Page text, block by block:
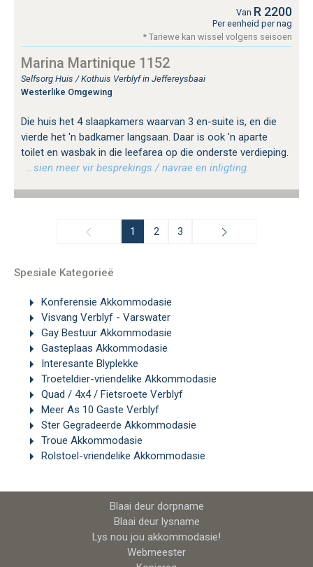
Van R 2200
Per eenheid per nag
* Tariewe kan wissel volgens seisoen
Marina Martinique 1152
Selfsorg Huis / Kothuis Verblyf in Jeffereysbaai
Westerlike Omgewing
Die huis het 4 slaapkamers waarvan 3 en-suite is, en die
vierde het 'n badkamer langsaan. Daar is ook 'n aparte
toilet en wasbak in die leefarea op die onderste verdieping.
…sien meer vir besprekings / navrae en inligting.
1 2 3
Spesiale Kategorieë
Konferensie Akkommodasie
Visvang Verblyf - Varswater
Gay Bestuur Akkommodasie
Gasteplaas Akkommodasie
Interesante Blyplekke
Troeteldier-vriendelike Akkommodasie
Quad / 4x4 / Fietsroete Verblyf
Meer As 10 Gaste Verblyf
Ster Gegradeerde Akkommodasie
Troue Akkommodasie
Rolstoel-vriendelike Akkommodasie
Blaai deur dorpname
Blaai deur lysname
Lys nou jou akkommodasie!
Webmeester